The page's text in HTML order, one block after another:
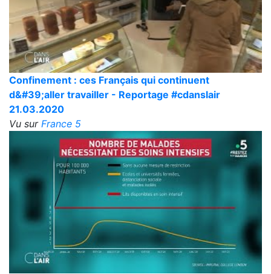
Confinement : ces Français qui continuent
d&#39;aller travailler - Reportage #cdanslair
21.03.2020
Vu sur France 5